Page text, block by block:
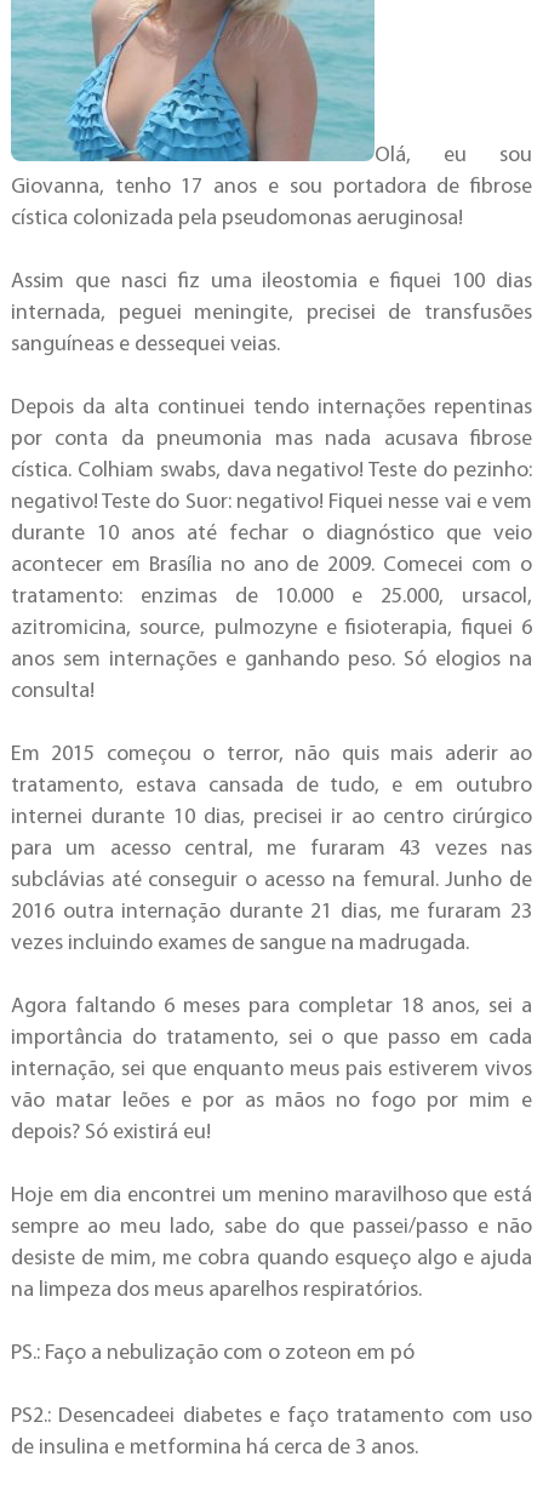
Olá, eu sou
Giovanna, tenho 17 anos e sou portadora de fibrose
cística colonizada pela pseudomonas aeruginosa!
Assim que nasci fiz uma ileostomia e fiquei 100 dias
internada, peguei meningite, precisei de transfusões
sanguíneas e dessequei veias.
Depois da alta continuei tendo internações repentinas
por conta da pneumonia mas nada acusava fibrose
cística. Colhiam swabs, dava negativo! Teste do pezinho:
negativo! Teste do Suor: negativo! Fiquei nesse vai e vem
durante 10 anos até fechar o diagnóstico que veio
acontecer em Brasília no ano de 2009. Comecei com o
tratamento: enzimas de 10.000 e 25.000, ursacol,
azitromicina, source, pulmozyne e fisioterapia, fiquei 6
anos sem internações e ganhando peso. Só elogios na
consulta!
Em 2015 começou o terror, não quis mais aderir ao
tratamento, estava cansada de tudo, e em outubro
internei durante 10 dias, precisei ir ao centro cirúrgico
para um acesso central, me furaram 43 vezes nas
subclávias até conseguir o acesso na femural. Junho de
2016 outra internação durante 21 dias, me furaram 23
vezes incluindo exames de sangue na madrugada.
Agora faltando 6 meses para completar 18 anos, sei a
importância do tratamento, sei o que passo em cada
internação, sei que enquanto meus pais estiverem vivos
vão matar leões e por as mãos no fogo por mim e
depois? Só existirá eu!
Hoje em dia encontrei um menino maravilhoso que está
sempre ao meu lado, sabe do que passei/passo e não
desiste de mim, me cobra quando esqueço algo e ajuda
na limpeza dos meus aparelhos respiratórios.
PS.: Faço a nebulização com o zoteon em pó
PS2.: Desencadeei diabetes e faço tratamento com uso
de insulina e metformina há cerca de 3 anos.